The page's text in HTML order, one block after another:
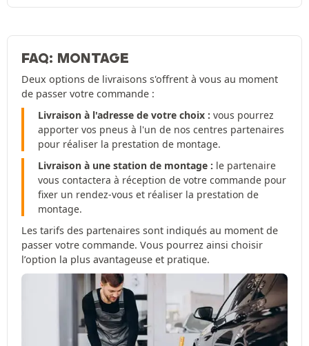
FAQ: MONTAGE
Deux options de livraisons s'offrent à vous au moment
de passer votre commande :
Livraison à l'adresse de votre choix : vous pourrez
apporter vos pneus à l'un de nos centres partenaires
pour réaliser la prestation de montage.
Livraison à une station de montage : le partenaire
vous contactera à réception de votre commande pour
fixer un rendez-vous et réaliser la prestation de
montage.
Les tarifs des partenaires sont indiqués au moment de
passer votre commande. Vous pourrez ainsi choisir
l’option la plus avantageuse et pratique.